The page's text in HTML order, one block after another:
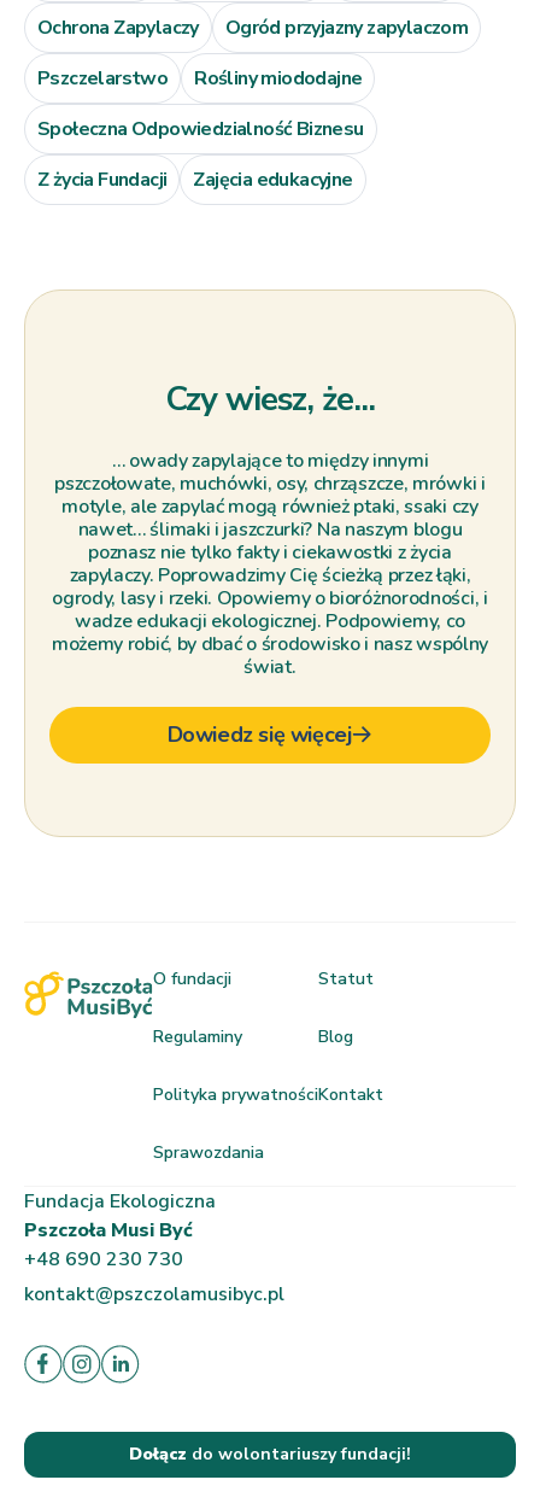
Ochrona Zapylaczy
Ogród przyjazny zapylaczom
Pszczelarstwo
Rośliny miododajne
Społeczna Odpowiedzialność Biznesu
Z życia Fundacji
Zajęcia edukacyjne
Czy wiesz, że...
… owady zapylające to między innymi
pszczołowate, muchówki, osy, chrząszcze, mrówki i
motyle, ale zapylać mogą również ptaki, ssaki czy
nawet… ślimaki i jaszczurki? Na naszym blogu
poznasz nie tylko fakty i ciekawostki z życia
zapylaczy. Poprowadzimy Cię ścieżką przez łąki,
ogrody, lasy i rzeki. Opowiemy o bioróżnorodności, i
wadze edukacji ekologicznej. Podpowiemy, co
możemy robić, by dbać o środowisko i nasz wspólny
świat.
Dowiedz się więcej
O fundacji
Regulaminy
Polityka prywatności
Sprawozdania
Statut
Blog
Kontakt
Fundacja Ekologiczna
Pszczoła Musi Być
+48 690 230 730
kontakt@pszczolamusibyc.pl
Dołącz do wolontariuszy fundacji!